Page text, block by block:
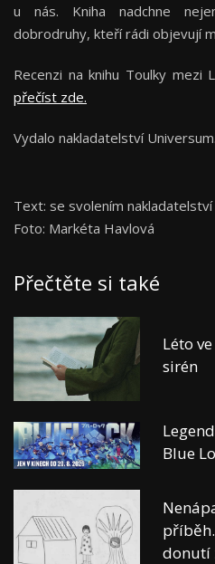
u nás. Kniha nadchne
dobrodruhy, kteří rádi objevují
Recenzi na knihu Toulky mezi
přečíst zde.
Vydalo nakladatelství Universum.
Text: se svolením
Foto: Markéta Havlová
Přečtěte si také
Léto
sirén
Blue
donutí